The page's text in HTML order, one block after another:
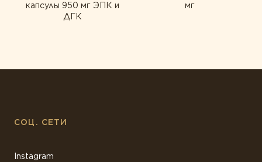
капсулы 950 мг ЭПК и
ДГК
мг
СОЦ. СЕТИ
Instagram